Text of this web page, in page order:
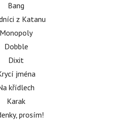
Bang
z Katanu
Monopoly
Dobble
Dixit
jména
křídlech
Karak
prosím!